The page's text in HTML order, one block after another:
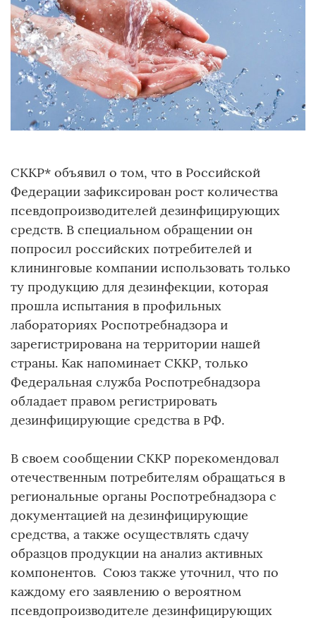
СККР* объявил о том, что в Российской
Федерации зафиксирован рост количества
псевдопроизводителей дезинфицирующих
средств. В специальном обращении он
попросил российских потребителей и
клининговые компании использовать только
ту продукцию для дезинфекции, которая
прошла испытания в профильных
лабораториях Роспотребнадзора и
зарегистрирована на территории нашей
страны. Как напоминает СККР, только
Федеральная служба Роспотребнадзора
обладает правом регистрировать
дезинфицирующие средства в РФ.
В своем сообщении СККР порекомендовал
отечественным потребителям обращаться в
региональные органы Роспотребнадзора с
документацией на дезинфицирующие
средства, а также осуществлять сдачу
образцов продукции на анализ активных
компонентов. Союз также уточнил, что по
каждому его заявлению о вероятном
псевдопроизводителе дезинфицирующих